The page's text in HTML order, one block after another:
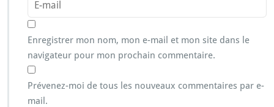
Enregistrer mon nom, mon e-mail et mon site dans le
navigateur pour mon prochain commentaire.
Prévenez-moi de tous les nouveaux commentaires par e-
mail.